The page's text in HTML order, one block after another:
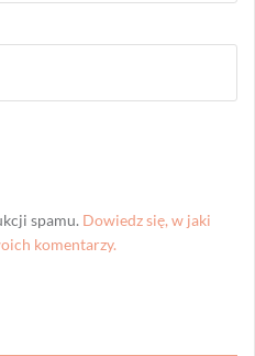
spamu. Dowiedz się, w jaki
komentarzy.